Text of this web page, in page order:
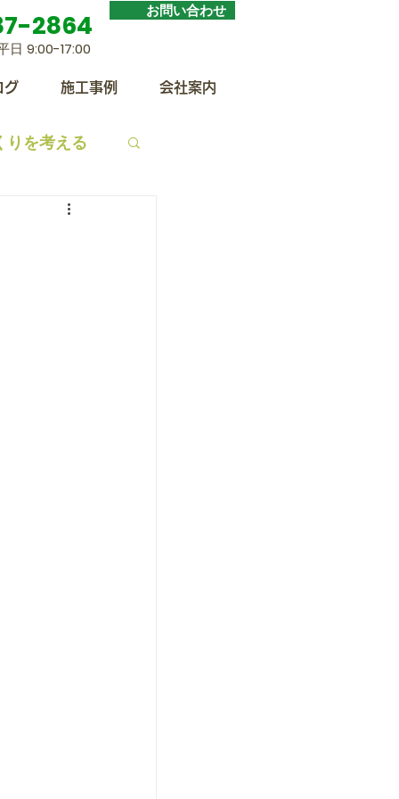
2864 お問い合わせ
日 9:00-17:00
グ 施工事例 会社案内
りを考える